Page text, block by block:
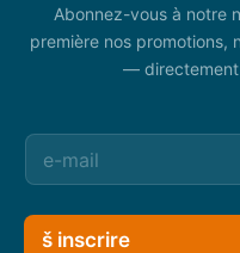
Abonnez-vous à notre
première nos promotions,
— directement
š inscrire